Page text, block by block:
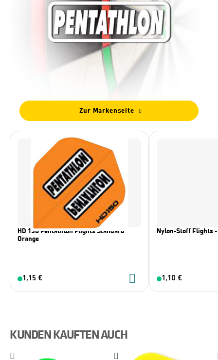
Zur Markenseite
HD 150 Pentathlon Flights Standard
Orange
1,15 €
Nylon-Stoff Flights -
1,10 €
KUNDEN KAUFTEN AUCH